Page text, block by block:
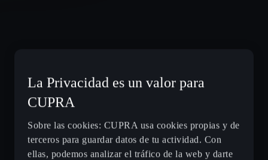
La Privacidad es un valor para
CUPRA
Sobre las cookies: CUPRA usa cookies propias y de
terceros para guardar datos de tu actividad. Con
ellas, podemos analizar el tráfico de la web y darte